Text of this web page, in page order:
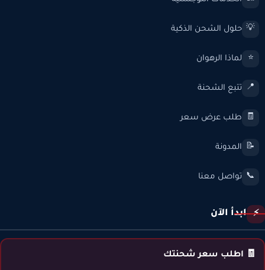
💡 حلول الشحن الذكية
⭐ لماذا الرهوان
📍 تتبع الشحنة
🧾 طلب عرض سعر
📝 المدونة
📞 تواصل معنا
⚡ ابدأ الآن
🧾 اطلب سعر شحنتك